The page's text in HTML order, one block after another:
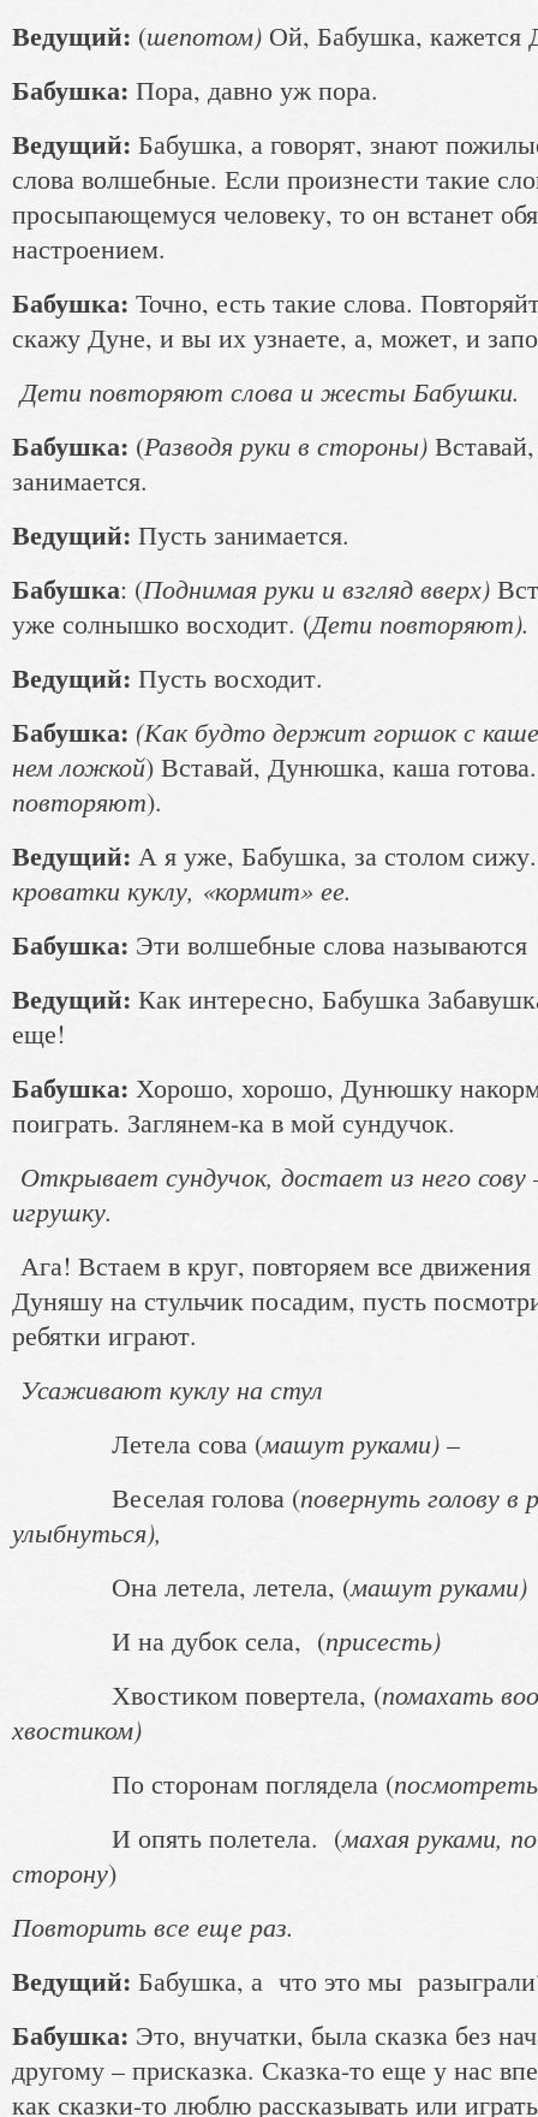
Ведущий: (шепотом) Ой, Бабушка, кажется
Бабушка: Пора, давно уж пора.
Ведущий: Бабушка, а говорят, знают
слова волшебные. Если произнести такие
просыпающемуся человеку, то он встанет
настроением.
Бабушка: Точно, есть такие слова.
скажу Дуне, и вы их узнаете, а, может, и
Дети повторяют слова и жесты Бабушки.
Бабушка: (Разводя руки в стороны)
занимается.
Ведущий: Пусть занимается.
Бабушка: (Поднимая руки и взгляд вверх)
уже солнышко восходит. (Дети повторяют).
Ведущий: Пусть восходит.
Бабушка: (Как будто держит горшок с
нем ложкой) Вставай, Дунюшка, каша
повторяют).
Ведущий: А я уже, Бабушка, за столом
кроватки куклу, «кормит» ее.
Бабушка: Эти волшебные слова
Ведущий: Как интересно, Бабушка
еще!
Бабушка: Хорошо, хорошо, Дунюшку
поиграть. Заглянем-ка в мой сундучок.
Открывает сундучок, достает из него
игрушку.
Ага! Встаем в круг, повторяем все
Дуняшу на стульчик посадим, пусть
ребятки играют.
Усаживают куклу на стул
Летела сова (машут руками) –
Веселая голова (повернуть голову
улыбнуться),
Она летела, летела, (машут руками)
И на дубок села, (присесть)
Хвостиком повертела, (помахать
хвостиком)
По сторонам поглядела (
И опять полетела. (махая руками,
сторону)
Повторить все еще раз.
Ведущий: Бабушка, а что это мы
Бабушка: Это, внучатки, была сказка без
другому – присказка. Сказка-то еще у нас
как сказки-то люблю рассказывать или